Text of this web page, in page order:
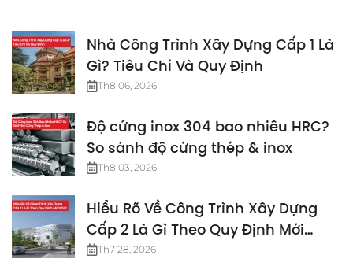
Nhà Công Trình Xây Dựng Cấp 1 Là
Gì? Tiêu Chí Và Quy Định
Th8 06, 2026
Độ cứng inox 304 bao nhiêu HRC?
So sánh độ cứng thép & inox
Th8 03, 2026
Hiểu Rõ Về Công Trình Xây Dựng
Cấp 2 Là Gì Theo Quy Định Mới
Nhất
Th7 28, 2026